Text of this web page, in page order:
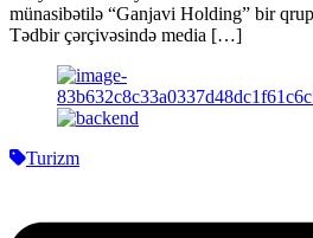
münasibətilə “Ganjavi Holding” bir
Tədbir çərçivəsində media […]
Turizm